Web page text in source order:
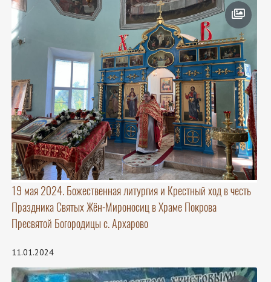
19 мая 2024. Божественная литургия и Крестный ход в честь
Праздника Святых Жён-Мироносиц в Храме Покрова
Пресвятой Богородицы с. Архарово
11.01.2024